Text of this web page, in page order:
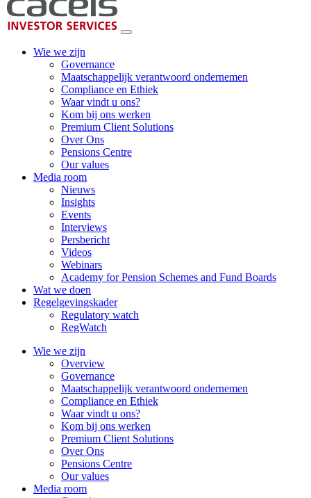
Wie we zijn
Governance
Maatschappelijk verantwoord ondernemen
Compliance en Ethiek
Waar vindt u ons?
Kom bij ons werken
Premium Client Solutions
Over Ons
Pensions Centre
Our values
Media room
Nieuws
Insights
Events
Interviews
Persbericht
Videos
Webinars
Academy for Pension Schemes and Fund Boards
Wat we doen
Regelgevingskader
Regulatory watch
RegWatch
Wie we zijn
Overview
Governance
Maatschappelijk verantwoord ondernemen
Compliance en Ethiek
Waar vindt u ons?
Kom bij ons werken
Premium Client Solutions
Over Ons
Pensions Centre
Our values
Media room